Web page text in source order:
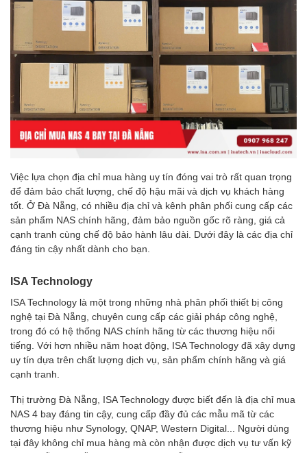
Việc lựa chọn địa chỉ mua hàng uy tín đóng vai trò rất quan trọng
để đảm bảo chất lượng, chế độ hậu mãi và dịch vụ khách hàng
tốt. Ở Đà Nẵng, có nhiều địa chỉ và kênh phân phối cung cấp các
sản phẩm NAS chính hãng, đảm bảo nguồn gốc rõ ràng, giá cả
cạnh tranh cùng chế độ bảo hành lâu dài. Dưới đây là các địa chỉ
đáng tin cậy nhất dành cho bạn.
ISA Technology
ISA Technology là một trong những nhà phân phối thiết bị công
nghệ tại Đà Nẵng, chuyên cung cấp các giải pháp công nghệ,
trong đó có hệ thống NAS chính hãng từ các thương hiệu nổi
tiếng. Với hơn nhiều năm hoạt động, ISA Technology đã xây dựng
uy tín dựa trên chất lượng dịch vụ, sản phẩm chính hãng và giá
cạnh tranh.
Thị trường Đà Nẵng, ISA Technology được biết đến là địa chỉ mua
NAS 4 bay đáng tin cậy, cung cấp đầy đủ các mẫu mã từ các
thương hiệu như Synology, QNAP, Western Digital... Người dùng
tại đây không chỉ mua hàng mà còn nhận được dịch vụ tư vấn kỹ